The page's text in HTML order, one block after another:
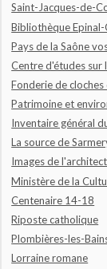
Saint-Jacques-de-
Bibliothèque
Pays de la Saône
Centre d'études sur
Fonderie de
Patrimoine et
Inventaire général
La source de
Images de
Ministère de la
Centenaire 14-18
Riposte catholique
Plombières-les-
Lorraine romane